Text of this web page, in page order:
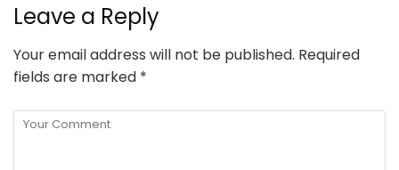
Leave a Reply
Your email address will not be published. Required
fields are marked *